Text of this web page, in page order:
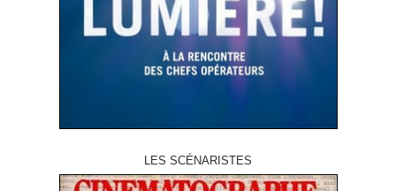
LES SCÉNARISTES